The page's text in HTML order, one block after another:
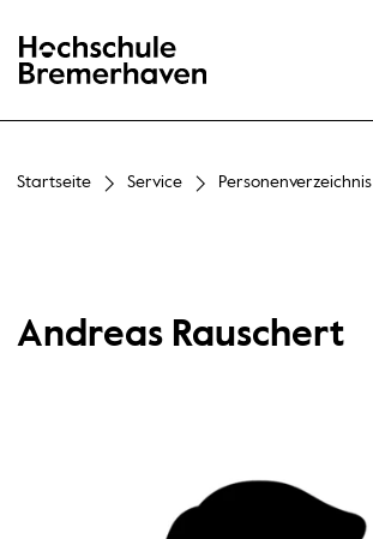
Hochschule Bremerhaven
Startseite Service Personenverzeichnis
Andreas Rauschert